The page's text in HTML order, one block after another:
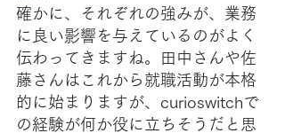
確かに、それぞれの強みが、業務
に良い影響を与えているのがよく
伝わってきますね。田中さんや佐
藤さんはこれから就職活動が本格
的に始まりますが、curioswitchで
の経験が何か役に立ちそうだと思